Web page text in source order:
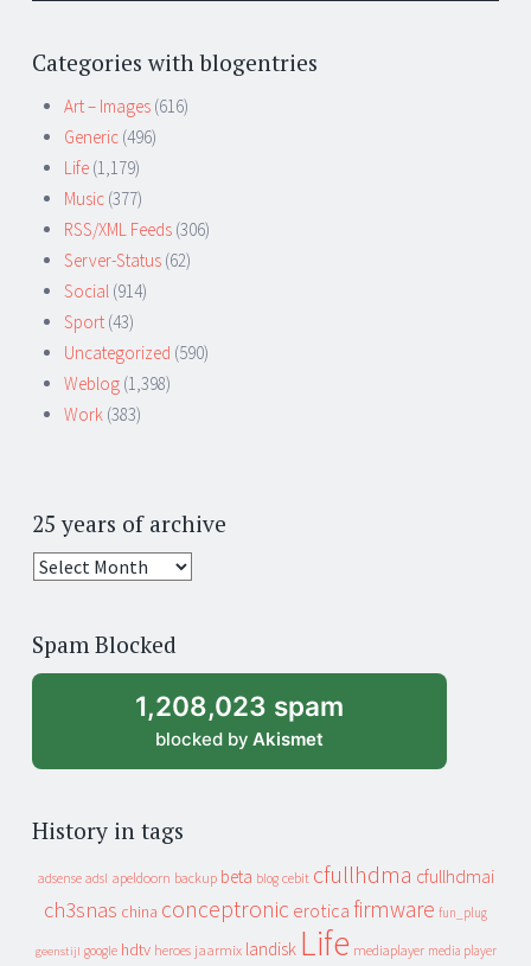
Categories with blogentries
Art – Images (616)
Generic (496)
Life (1,179)
Music (377)
RSS/XML Feeds (306)
Server-Status (62)
Social (914)
Sport (43)
Uncategorized (590)
Weblog (1,398)
Work (383)
25 years of archive
25
archive
Spam Blocked
1,208,023 spam
blocked by Akismet
History in tags
adsense adsl apeldoorn backup beta blog cebit cfullhdma cfullhdmai
ch3snas china conceptronic erotica firmware fun_plug
geenstijl google hdtv heroes jaarmix landisk Life mediaplayer media player